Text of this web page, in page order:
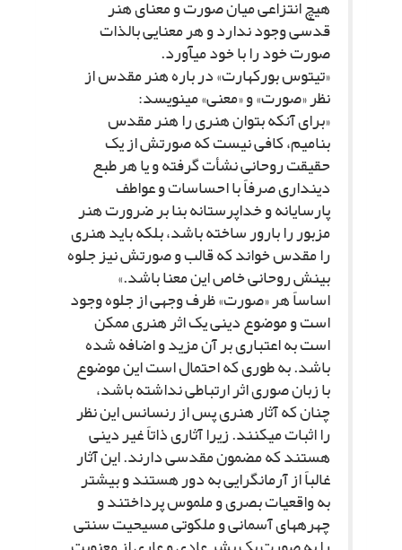
هیچ انتزاعى میان صورت و معناى هنر
قدسى وجود ندارد و هر معنایى بالذات
صورت خود را با خود مى‏آورد.
«تیتوس بورکهارت» در باره هنر مقدس از
نظر «صورت» و «معنى» مى‏نویسد:
«براى آنکه بتوان هنرى را هنر مقدس
بنامیم، کافى نیست که صورتش از یک
حقیقت روحانى نشأت گرفته و یا هر طبع
دیندارى صرفاً با احساسات و عواطف
پارسایانه و خداپرستانه بنا بر ضرورت هنر
مزبور را بارور ساخته باشد، بلکه باید هنرى
را مقدس خواند که قالب و صورتش نیز جلوه
بینش روحانى خاص این معنا باشد.»
اساساً هر «صورت» ظرف وجهى از جلوه وجود
است و موضوع دینى یک اثر هنرى ممکن
است به اعتبارى بر آن مزید و اضافه شده
باشد. به طورى که احتمال است این موضوع
با زبان صورى اثر ارتباطى نداشته باشد،
چنان که آثار هنرى پس از رنسانس این نظر
را اثبات مى‏کنند. زیرا آثارى ذاتاً غیر دینى
هستند که مضمون مقدسى دارند. این آثار
غالباً از آرمانگرایى به دور هستند و بیشتر
به واقعیات بصرى و ملموس پرداختند و
چهره‏هاى آسمانى و ملکوتى مسیحیت سنتى